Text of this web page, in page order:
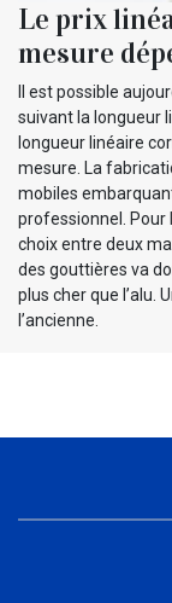
Le prix
mesure
Il est possible
suivant la longueur
longueur linéaire
mesure. La
mobiles
professionnel. Pour
choix entre deux
des gouttières va
plus cher que l’alu.
l’ancienne.